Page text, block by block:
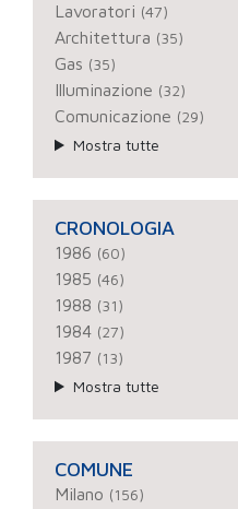
Lavoratori (47)
Architettura (35)
Gas (35)
Illuminazione (32)
Comunicazione (29)
Mostra tutte
CRONOLOGIA
1986 (60)
1985 (46)
1988 (31)
1984 (27)
1987 (13)
Mostra tutte
COMUNE
Milano (156)